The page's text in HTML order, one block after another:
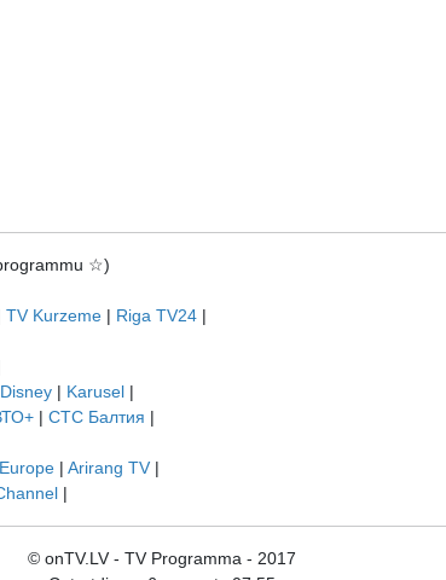
☆)
TV Kurzeme | Riga TV24 |
| Karusel |
| СТС Балтия |
| Arirang TV |
|
© onTV.LV - TV Programma - 2017